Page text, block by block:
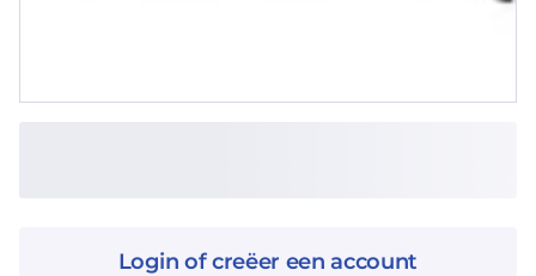
Login of creëer een account